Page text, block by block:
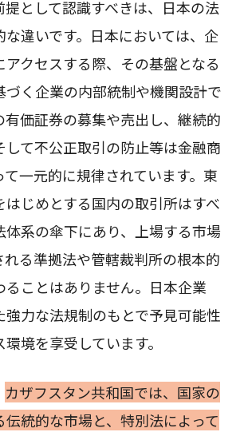
提として認識すべきは、日本の法
違いです。日本においては、企
クセスする際、その基盤となる
づく企業の内部統制や機関設計で
有価証券の募集や売出し、継続的
して不公正取引の防止等は金融商
一元的に規律されています。東
はじめとする国内の取引所はすべ
体系の傘下にあり、上場する市場
れる準拠法や管轄裁判所の根本的
ることはありません。日本企業
強力な法規制のもとで予見可能性
境を享受しています。
カザフスタン共和国では、国家の
統的な市場と、特別法によって